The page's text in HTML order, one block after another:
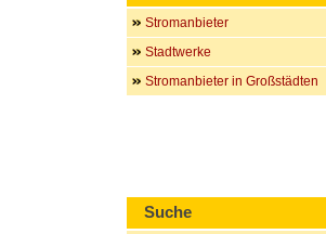
Stromanbieter
Stadtwerke
Stromanbieter in Großstädten
Suche